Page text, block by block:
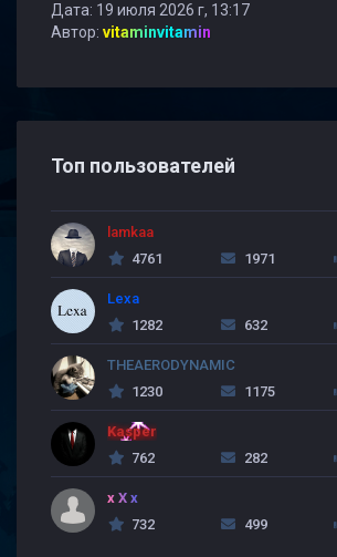
Дата: 19 июля 2026 г, 13:17
Автор: vitaminvitamin
Топ пользователей
lamkaa
4761
1971
Lexa
1282
632
THEAERODYNAMIC
1230
1175
Kasper
762
282
x X x
732
499